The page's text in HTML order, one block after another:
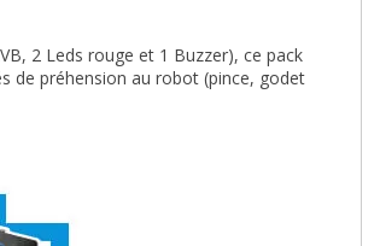
2 Leds rouge et 1 Buzzer), ce pack
de préhension au robot (pince, godet